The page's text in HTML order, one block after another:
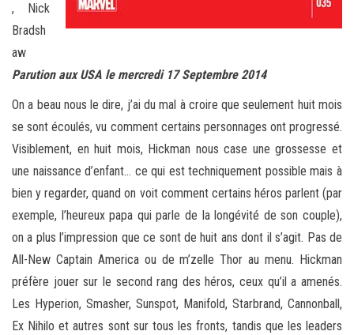
, Nick
Bradsh
aw
Parution aux USA le mercredi 17 Septembre 2014
On a beau nous le dire, j’ai du mal à croire que seulement huit mois
se sont écoulés, vu comment certains personnages ont progressé.
Visiblement, en huit mois, Hickman nous case une grossesse et
une naissance d’enfant… ce qui est techniquement possible mais à
bien y regarder, quand on voit comment certains héros parlent (par
exemple, l’heureux papa qui parle de la longévité de son couple),
on a plus l’impression que ce sont de huit ans dont il s’agit. Pas de
All-New Captain America ou de m’zelle Thor au menu. Hickman
préfère jouer sur le second rang des héros, ceux qu’il a amenés.
Les Hyperion, Smasher, Sunspot, Manifold, Starbrand, Cannonball,
Ex Nihilo et autres sont sur tous les fronts, tandis que les leaders